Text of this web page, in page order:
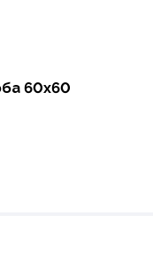
60х60